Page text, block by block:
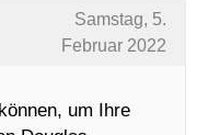
Samstag, 5.
Februar 2022
um Ihre